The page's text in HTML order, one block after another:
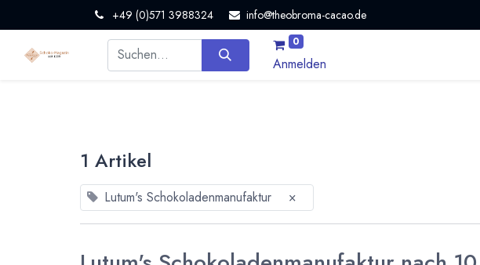
+49 (0)571 3988324 info@theobroma-cacao.de
0
Anmelden
1 Artikel
Lutum's Schokoladenmanufaktur ×